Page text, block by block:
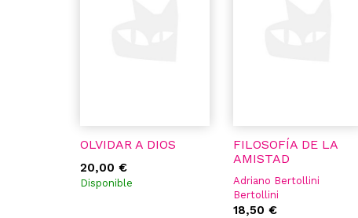
OLVIDAR A DIOS
20,00 €
Disponible
FILOSOFÍA DE LA
AMISTAD
Adriano Bertollini
Bertollini
18,50 €